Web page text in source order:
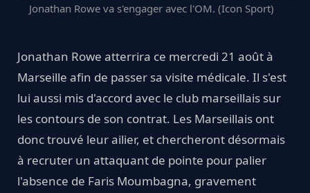
Jonathan Rowe va s'engager avec l'OM. (Icon Sport)
Jonathan Rowe atterrira ce mercredi 21 août à
Marseille afin de passer sa visite médicale. Il s'est
lui aussi mis d'accord avec le club marseillais sur
les contours de son contrat. Les Marseillais ont
donc trouvé leur ailier, et chercheront désormais
à recruter un attaquant de pointe pour palier
l'absence de Faris Moumbagna, gravement